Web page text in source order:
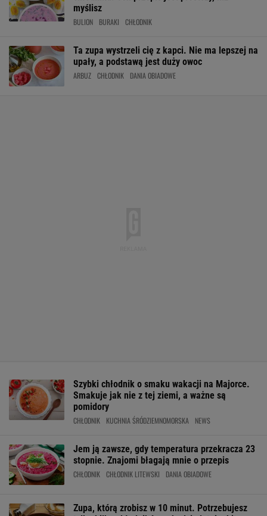
myślisz
BULION BURAKI CHŁODNIK
Ta zupa wystrzeli cię z kapci. Nie ma lepszej na
upały, a podstawą jest duży owoc
ARBUZ CHŁODNIK DANIA OBIADOWE
Szybki chłodnik o smaku wakacji na Majorce.
Smakuje jak nie z tej ziemi, a ważne są
pomidory
CHŁODNIK KUCHNIA ŚRÓDZIEMNOMORSKA NEWS
Jem ją zawsze, gdy temperatura przekracza 23
stopnie. Znajomi błagają mnie o przepis
CHŁODNIK CHŁODNIK LITEWSKI DANIA OBIADOWE
Zupa, którą zrobisz w 10 minut. Potrzebujesz